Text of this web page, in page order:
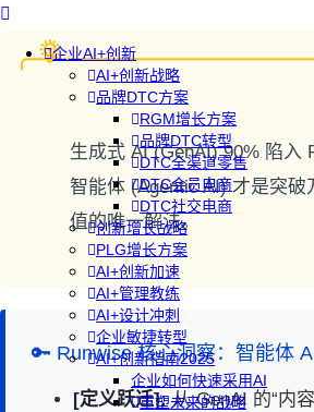
企业AI+创新
AI+创新战略
品牌DTC方案
RGM增长方案
品牌DTC转型
DTC全渠道零售
DTC会员电商
DTC社交电商
创新增长战略
PLG增长方案
AI+创新加速
AI+管理教练
AI+设计冲刺
企业敏捷转型
AI+创新指南2025
企业如何快速采用AI
重塑未来的战略
生成式 AI (GenAI) 90% 陷入
智能体 (Agentic AI) 才是突破
值的唯一解法。
🔑 Runwise 核心洞察：智能体
[定义跃迁]:从 GenAI 的“内